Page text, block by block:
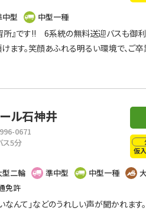
中型 中型一種
所』です!! 6系統の無料送迎バスも御
す。笑顔あふれる明るい環境で、ご
ル石神井
0671
ス5分
仮
型二輪 準中型 中型一種
免許
んて」などのうれしい声が聞かれます